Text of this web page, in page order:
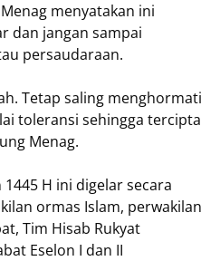
menyatakan ini
dan jangan sampai
persaudaraan.
Tetap saling menghormati
toleransi sehingga tercipta
Menag.
H ini digelar secara
ormas Islam, perwakilan
Tim Hisab Rukyat
Eselon I dan II